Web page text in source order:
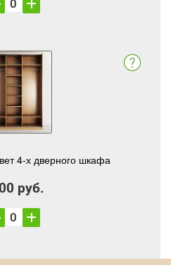
4-х дверного шкафа
руб.